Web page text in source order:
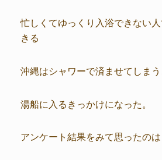
忙しくてゆっくり入浴できない
きる
沖縄はシャワーで済ませてしまう
湯船に入るきっかけになった。
アンケート結果をみて思ったのは